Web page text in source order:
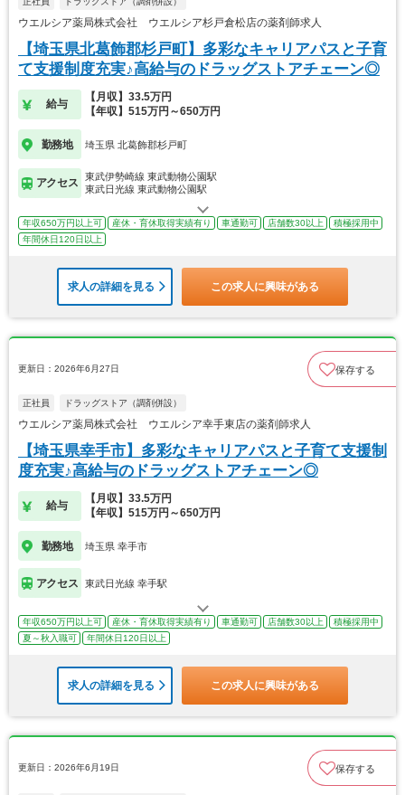
ウエルシア薬局株式会社 ウエルシア杉戸倉松店の薬剤師求人
【埼玉県北葛飾郡杉戸町】多彩なキャリアパスと子育
て支援制度充実♪高給与のドラッグストアチェーン◎
給与
【月収】33.5万円
【年収】515万円～650万円
勤務地 埼玉県 北葛飾郡杉戸町
アクセス
東武伊勢崎線 東武動物公園駅
東武日光線 東武動物公園駅
年収650万円以上可 産休・育休取得実績有り 車通勤可 店舗数30以上
積極採用中
年間休日120日以上
求人の詳細を見る この求人に興味がある
更新日：2026年6月27日 保存する
正社員 ドラッグストア（調剤併設）
ウエルシア薬局株式会社 ウエルシア幸手東店の薬剤師求人
【埼玉県幸手市】多彩なキャリアパスと子育て支援制
度充実♪高給与のドラッグストアチェーン◎
給与
【月収】33.5万円
【年収】515万円～650万円
勤務地 埼玉県 幸手市
アクセス 東武日光線 幸手駅
年収650万円以上可 産休・育休取得実績有り 車通勤可 店舗数30以上
積極採用中
夏～秋入職可
年間休日120日以上
求人の詳細を見る この求人に興味がある
更新日：2026年6月19日 保存する